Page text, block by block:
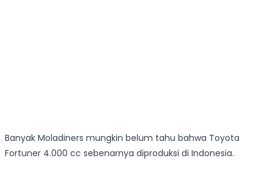
Banyak Moladiners mungkin belum tahu bahwa Toyota
Fortuner 4.000 cc sebenarnya diproduksi di Indonesia.